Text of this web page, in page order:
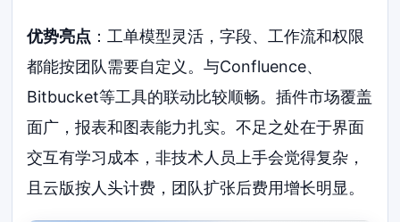
优势亮点 ：工单模型灵活，字段、工作流和权限
都能按团队需要自定义。与Confluence、
Bitbucket等工具的联动比较顺畅。插件市场覆盖
面广，报表和图表能力扎实。不足之处在于界面
交互有学习成本，非技术人员上手会觉得复杂，
且云版按人头计费，团队扩张后费用增长明显。